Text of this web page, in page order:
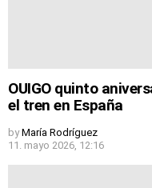
OUIGO quinto
el tren en España
by María Rodríguez
11. mayo 2026, 12:16